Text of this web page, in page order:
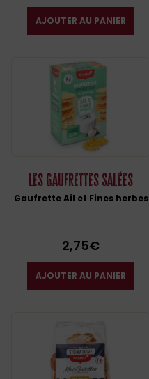
AJOUTER AU PANIER
Les Gaufrettes salées
Gaufrette Ail et Fines herbes
2,75€
AJOUTER AU PANIER